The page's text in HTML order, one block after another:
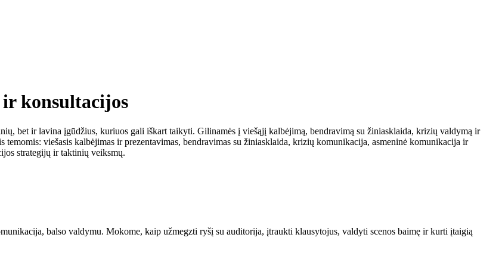
konsultacijos
bet ir lavina įgūdžius, kuriuos gali iškart taikyti. Gilinamės į viešąjį kalbėjimą, bendravimą su žiniasklaida, krizių valdymą ir
viešasis kalbėjimas ir prezentavimas, bendravimas su žiniasklaida, krizių komunikacija, asmeninė komunikacija ir
strategijų ir taktinių veiksmų.
balso valdymu. Mokome, kaip užmegzti ryšį su auditorija, įtraukti klausytojus, valdyti scenos baimę ir kurti įtaigią